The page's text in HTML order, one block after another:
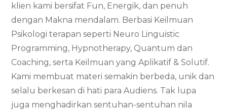
klien kami bersifat Fun, Energik, dan penuh
dengan Makna mendalam. Berbasi Keilmuan
Psikologi terapan seperti Neuro Linguistic
Programming, Hypnotherapy, Quantum dan
Coaching, serta Keilmuan yang Aplikatif & Solutif.
Kami membuat materi semakin berbeda, unik dan
selalu berkesan di hati para Audiens. Tak lupa
juga menghadirkan sentuhan-sentuhan nila